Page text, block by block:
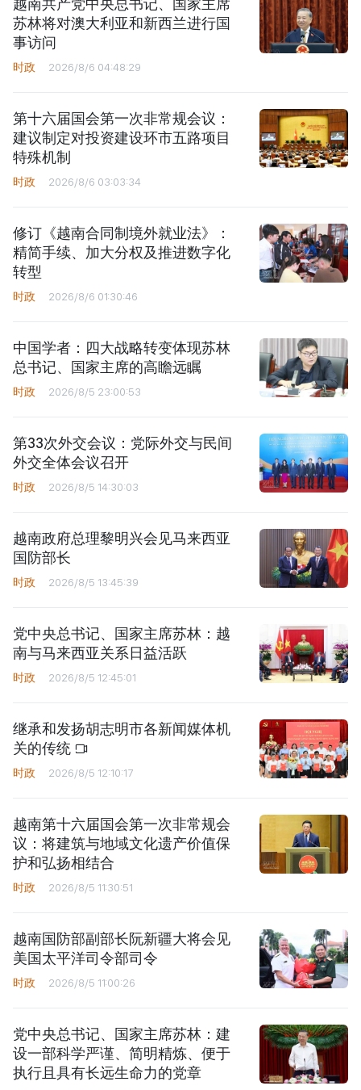
越南共产党中央总书记、国家主席
苏林将对澳大利亚和新西兰进行国
事访问
时政 2026/8/6 04:48:29
第十六届国会第一次非常规会议：
建议制定对投资建设环市五路项目
特殊机制
时政 2026/8/6 03:03:34
修订《越南合同制境外就业法》：
精简手续、加大分权及推进数字化
转型
时政 2026/8/6 01:30:46
中国学者：四大战略转变体现苏林
总书记、国家主席的高瞻远瞩
时政 2026/8/5 23:00:53
第33次外交会议：党际外交与民间
外交全体会议召开
时政 2026/8/5 14:30:03
越南政府总理黎明兴会见马来西亚
国防部长
时政 2026/8/5 13:45:39
党中央总书记、国家主席苏林：越
南与马来西亚关系日益活跃
时政 2026/8/5 12:45:01
继承和发扬胡志明市各新闻媒体机
关的传统
时政 2026/8/5 12:10:17
越南第十六届国会第一次非常规会
议：将建筑与地域文化遗产价值保
护和弘扬相结合
时政 2026/8/5 11:30:51
越南国防部副部长阮新疆大将会见
美国太平洋司令部司令
时政 2026/8/5 11:00:26
党中央总书记、国家主席苏林：建
设一部科学严谨、简明精炼、便于
执行且具有长远生命力的党章